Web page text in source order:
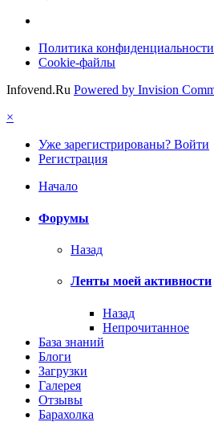
Политика конфиденциальности
Cookie-файлы
Infovend.Ru Powered by Invision
×
Уже зарегистрированы? Войти
Регистрация
Начало
Форумы
Назад
Ленты моей активности
Назад
Непрочитанное
База знаний
Блоги
Загрузки
Галерея
Отзывы
Барахолка